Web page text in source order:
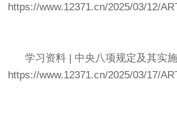
https://www.12371.cn/2025/03/12/
学习资料 中央八项规定及其实
https://www.12371.cn/2025/03/17/